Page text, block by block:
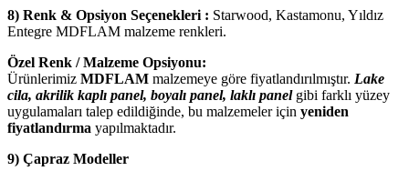
8) Renk & Opsiyon Seçenekleri : Starwood, Kastamonu, Yıldız
Entegre MDFLAM malzeme renkleri.
Özel Renk / Malzeme Opsiyonu:
Ürünlerimiz MDFLAM malzemeye göre fiyatlandırılmıştır. Lake
cila, akrilik kaplı panel, boyalı panel, laklı panel gibi farklı yüzey
uygulamaları talep edildiğinde, bu malzemeler için yeniden
fiyatlandırma yapılmaktadır.
9) Çapraz Modeller